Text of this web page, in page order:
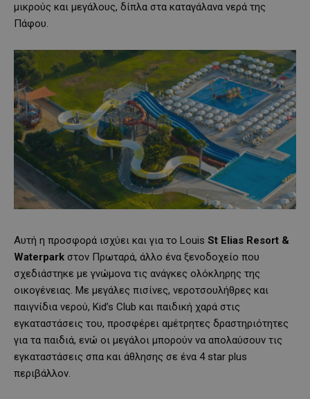
μικρούς και μεγάλους, δίπλα στα καταγάλανα νερά της
Πάφου.
Αυτή η προσφορά ισχύει και για το Louis St Elias Resort &
Waterpark στον Πρωταρά, άλλο ένα ξενοδοχείο που
σχεδιάστηκε με γνώμονα τις ανάγκες ολόκληρης της
οικογένειας. Με μεγάλες πισίνες, νεροτσουλήθρες και
παιγνίδια νερού, Kid’s Club και παιδική χαρά στις
εγκαταστάσεις του, προσφέρει αμέτρητες δραστηριότητες
για τα παιδιά, ενώ οι μεγάλοι μπορούν να απολαύσουν τις
εγκαταστάσεις σπα και άθλησης σε ένα 4 star plus
περιβάλλον.